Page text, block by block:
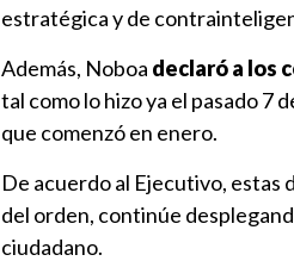
estratégica y de
Además, Noboa declaró a los
tal como lo hizo ya el pasado 7
que comenzó en enero.
De acuerdo al Ejecutivo, estas
del orden, continúe
ciudadano.